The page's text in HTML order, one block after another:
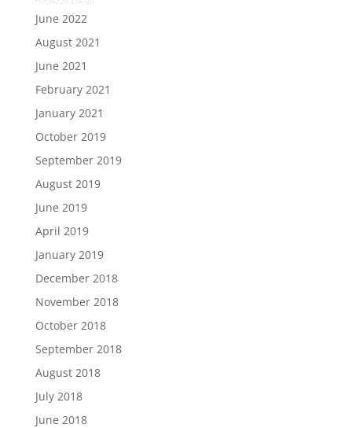
June 2022
August 2021
June 2021
February 2021
January 2021
October 2019
September 2019
August 2019
June 2019
April 2019
January 2019
December 2018
November 2018
October 2018
September 2018
August 2018
July 2018
June 2018